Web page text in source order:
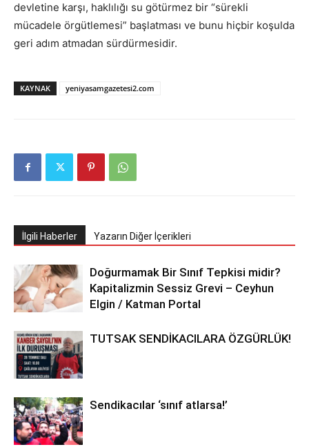
devletine karşı, haklılığı su götürmez bir “sürekli
mücadele örgütlemesi” başlatması ve bunu hiçbir koşulda
geri adım atmadan sürdürmesidir.
KAYNAK yeniyasamgazetesi2.com
İlgili Haberler Yazarın Diğer İçerikleri
Doğurmamak Bir Sınıf Tepkisi midir?
Kapitalizmin Sessiz Grevi – Ceyhun
Elgin / Katman Portal
TUTSAK SENDİKACILARA ÖZGÜRLÜK!
Sendikacılar ‘sınıf atlarsa!’